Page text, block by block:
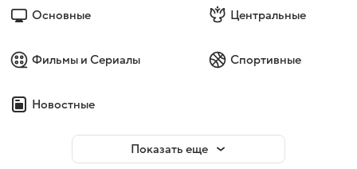
Основные Центральные
Фильмы и Сериалы Спортивные
Новостные
Показать еще